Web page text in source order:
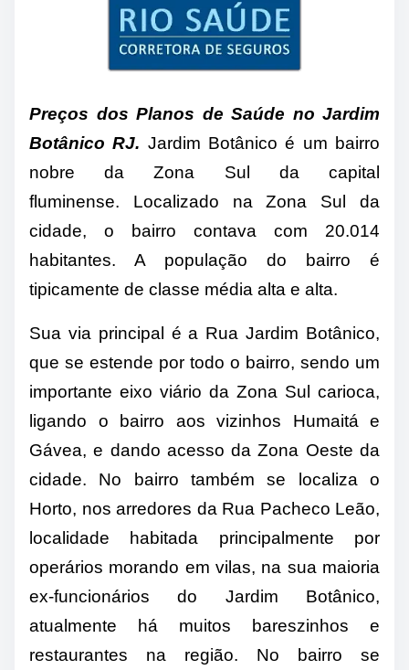
Preços dos Planos de Saúde no Jardim
Botânico RJ. Jardim Botânico é um bairro
nobre da Zona Sul da capital
fluminense. Localizado na Zona Sul da
cidade, o bairro contava com 20.014
habitantes. A população do bairro é
tipicamente de classe média alta e alta.
Sua via principal é a Rua Jardim Botânico,
que se estende por todo o bairro, sendo um
importante eixo viário da Zona Sul carioca,
ligando o bairro aos vizinhos Humaitá e
Gávea, e dando acesso da Zona Oeste da
cidade. No bairro também se localiza o
Horto, nos arredores da Rua Pacheco Leão,
localidade habitada principalmente por
operários morando em vilas, na sua maioria
ex-funcionários do Jardim Botânico,
atualmente há muitos bareszinhos e
restaurantes na região. No bairro se